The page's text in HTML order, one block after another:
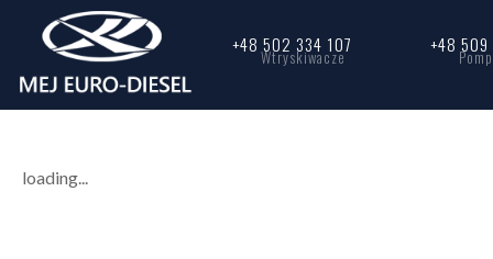
+48 502 334 107
Wtryskiwacze
+48
loading...